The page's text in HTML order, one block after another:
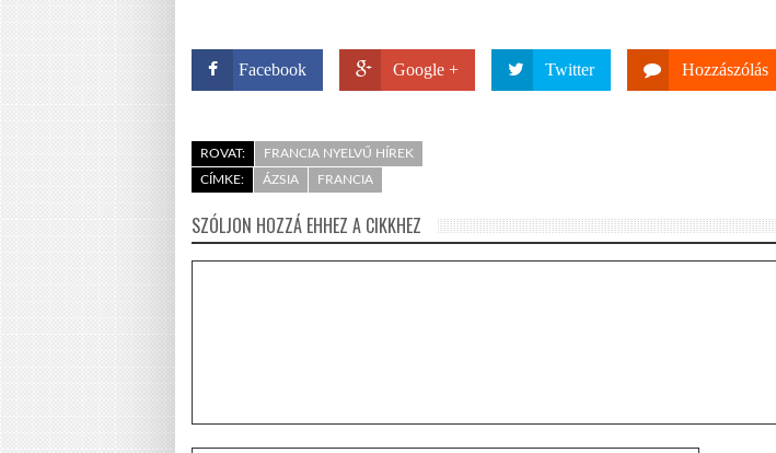
Facebook Google + Twitter Hozzászólás
ROVAT:
FRANCIA NYELVŰ HÍREK
CÍMKE:
ÁZSIA FRANCIA
SZÓLJON HOZZÁ EHHEZ A CIKKHEZ